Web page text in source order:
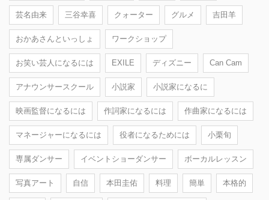
芸名由来 三谷幸喜 クォーター グルメ 吉田羊
おかあさんといっしょ ワークショップ
お笑い芸人になるには EXILE ディズニー Can Cam
アナウンサースクール 小説家 小説家になるに
映画監督になるには 作詞家になるには 作曲家になるには
マネージャーになるには 役者になるためには 小栗旬
専属ダンサー イベントショーダンサー ボーカルレッスン
写真アート 自信 本田圭佑 料理 簡単 本格的